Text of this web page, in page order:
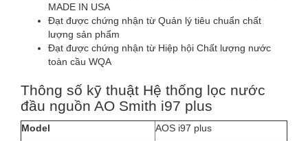
MADE IN USA
Đạt được chứng nhận từ Quản lý tiêu chuẩn chất
lượng sản phẩm
Đạt được chứng nhận từ Hiệp hội Chất lượng nước
toàn cầu WQA
Thông số kỹ thuật Hệ thống lọc nước
đầu nguồn AO Smith i97 plus
Model
AOS i97 plus